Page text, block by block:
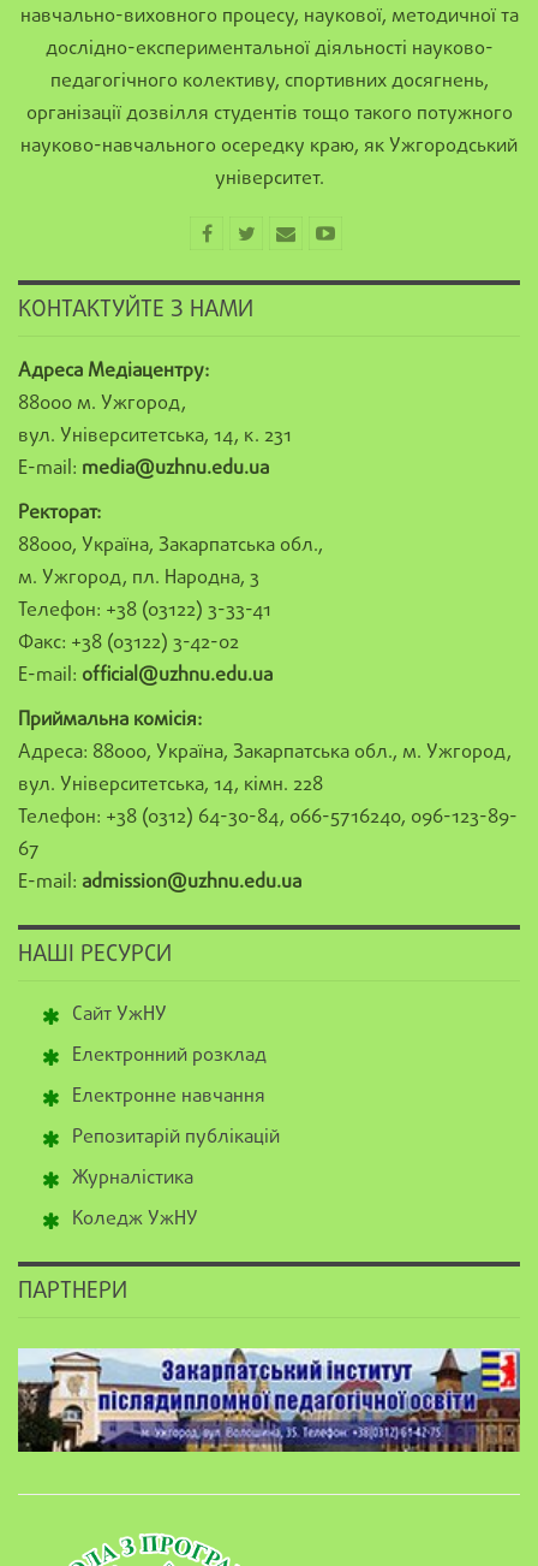
навчально-виховного процесу, наукової, методичної та
дослідно-експериментальної діяльності науково-
педагогічного колективу, спортивних досягнень,
організації дозвілля студентів тощо такого потужного
науково-навчального осередку краю, як Ужгородський
університет.
КОНТАКТУЙТЕ З НАМИ
Адреса Медіацентру:
88000 м. Ужгород,
вул. Університетська, 14, к. 231
E-mail: media@uzhnu.edu.ua
Ректорат:
88000, Україна, Закарпатська обл.,
м. Ужгород, пл. Народна, 3
Телефон: +38 (03122) 3-33-41
Факс: +38 (03122) 3-42-02
E-mail: official@uzhnu.edu.ua
Приймальна комісія:
Адреса: 88000, Україна, Закарпатська обл., м. Ужгород,
вул. Університетська, 14, кімн. 228
Телефон: +38 (0312) 64-30-84, 066-5716240, 096-123-89-
67
E-mail: admission@uzhnu.edu.ua
НАШІ РЕСУРСИ
Сайт УжНУ
Електронний розклад
Електронне навчання
Репозитарій публікацій
Журналістика
Коледж УжНУ
ПАРТНЕРИ